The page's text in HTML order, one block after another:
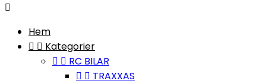

Hem
  Kategorier
  RC BILAR
  TRAXXAS